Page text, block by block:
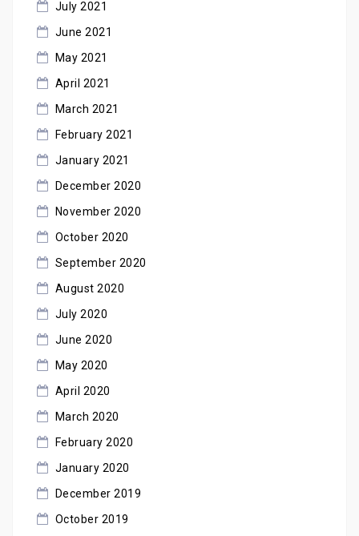
July 2021
June 2021
May 2021
April 2021
March 2021
February 2021
January 2021
December 2020
November 2020
October 2020
September 2020
August 2020
July 2020
June 2020
May 2020
April 2020
March 2020
February 2020
January 2020
December 2019
October 2019